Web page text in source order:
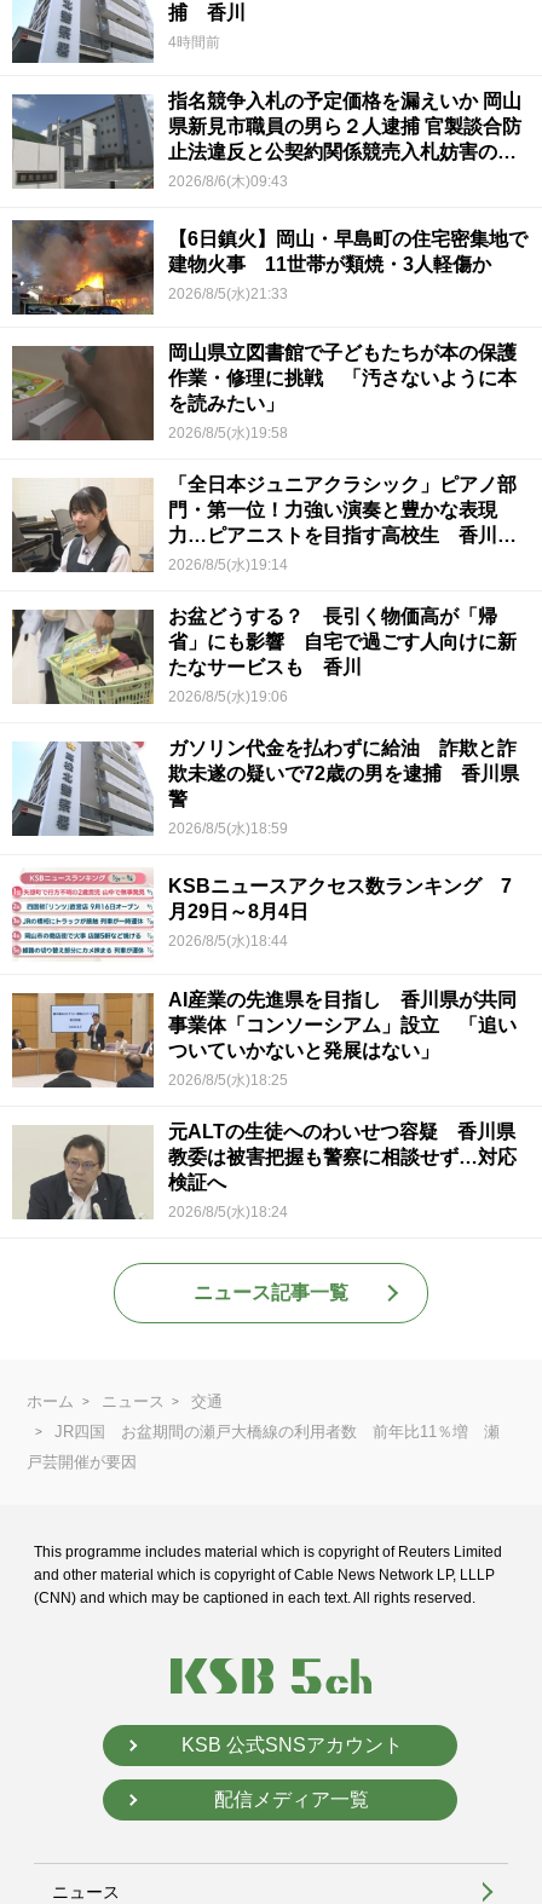
捕 香川
4時間前
指名競争入札の予定価格を漏えいか 岡山
県新見市職員の男ら２人逮捕 官製談合防
止法違反と公契約関係競売入札妨害の疑
い
2026/8/6(木)09:43
【6日鎮火】岡山・早島町の住宅密集地で
建物火事 11世帯が類焼・3人軽傷か
2026/8/5(水)21:33
岡山県立図書館で子どもたちが本の保護
作業・修理に挑戦 「汚さないように本
を読みたい」
2026/8/5(水)19:58
「全日本ジュニアクラシック」ピアノ部
門・第一位！力強い演奏と豊かな表現
力…ピアニストを目指す高校生 香川
【青春のキセキ】
2026/8/5(水)19:14
お盆どうする？ 長引く物価高が「帰
省」にも影響 自宅で過ごす人向けに新
たなサービスも 香川
2026/8/5(水)19:06
ガソリン代金を払わずに給油 詐欺と詐
欺未遂の疑いで72歳の男を逮捕 香川県
警
2026/8/5(水)18:59
KSBニュースアクセス数ランキング 7
月29日～8月4日
2026/8/5(水)18:44
AI産業の先進県を目指し 香川県が共同
事業体「コンソーシアム」設立 「追い
ついていかないと発展はない」
2026/8/5(水)18:25
元ALTの生徒へのわいせつ容疑 香川県
教委は被害把握も警察に相談せず…対応
検証へ
2026/8/5(水)18:24
ニュース記事一覧
ホーム ニュース
交通
JR四国 お盆期間の瀬戸大橋線の利用者数 前年比11％増 瀬
戸芸開催が要因
This programme includes material which is copyright of Reuters Limited
and other material which is copyright of Cable News Network LP, LLLP
(CNN) and which may be captioned in each text. All rights reserved.
KSB 公式SNSアカウント
配信メディア一覧
ニュース